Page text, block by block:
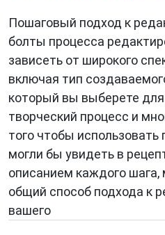
Пошаговый подход к
болты процесса
зависеть от широкого
включая тип
который вы выберете
творческий процесс и
того чтобы
могли бы увидеть в
описанием каждого
общий способ подхода к
вашего